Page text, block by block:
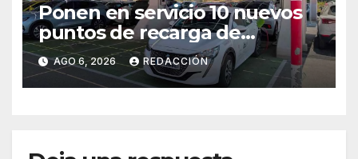
Ponen en servicio 10 nuevos
puntos de recarga de
vehículos eléctricos en el
Hospital de Inca
AGO 6, 2026 REDACCIÓN